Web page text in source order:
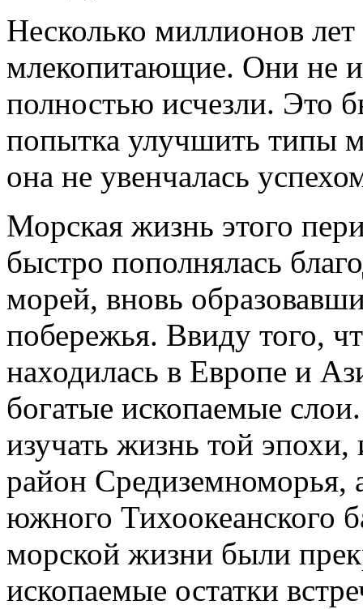
Несколько миллионов
млекопитающие. Они не
полностью исчезли. Это
попытка улучшить типы
она не увенчалась
Морская жизнь этого
быстро пополнялась
морей, вновь
побережья. Ввиду того,
находилась в Европе и
богатые ископаемые
изучать жизнь той
район Средиземноморья,
южного Тихоокеанского
морской жизни были
ископаемые остатки